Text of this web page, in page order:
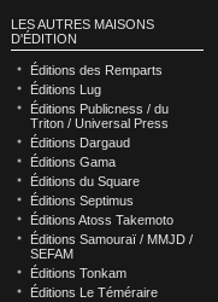
LES AUTRES MAISONS
D'ÉDITION
Éditions des Remparts
Éditions Lug
Éditions Publicness / du
Triton / Universal Press
Éditions Dargaud
Éditions Gama
Éditions du Square
Éditions Septimus
Éditions Atoss Takemoto
Éditions Samouraï / MMJD /
SEFAM
Éditions Tonkam
Éditions Le Téméraire